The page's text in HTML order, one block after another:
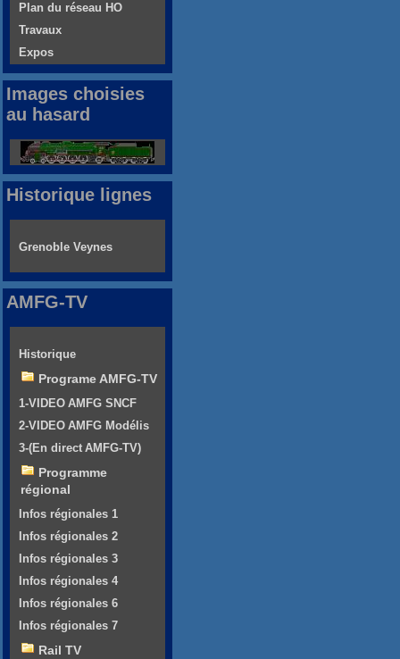
Plan du réseau HO
Travaux
Expos
Images choisies
au hasard
Historique lignes
Grenoble Veynes
AMFG-TV
Historique
Programe AMFG-TV
1-VIDEO AMFG SNCF
2-VIDEO AMFG Modélis
3-(En direct AMFG-TV)
Programme
régional
Infos régionales 1
Infos régionales 2
Infos régionales 3
Infos régionales 4
Infos régionales 6
Infos régionales 7
Rail TV